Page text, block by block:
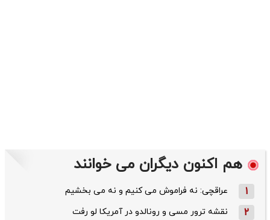
هم اکنون دیگران می خوانند
1 عراقچی: نه فراموش می کنیم و نه می بخشیم
2 نقشه ترور مسی و رونالدو در آمریکا لو رفت